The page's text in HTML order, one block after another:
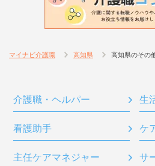
マイナビ介護職 高知県 高知県のその
介護職・ヘルパー 生
看護助手 ケ
主任ケアマネジャー サ